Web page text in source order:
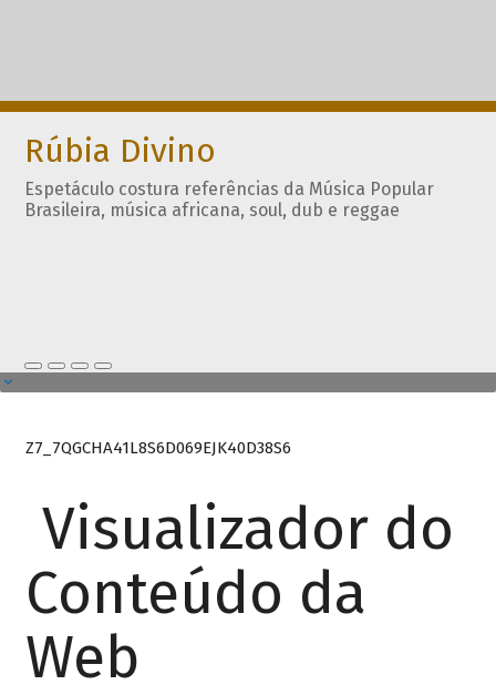
Rúbia Divino
Espetáculo costura referências da Música Popular
Brasileira, música africana, soul, dub e reggae
Z7_7QGCHA41L8S6D069EJK40D38S6
Visualizador do
Conteúdo da
Web